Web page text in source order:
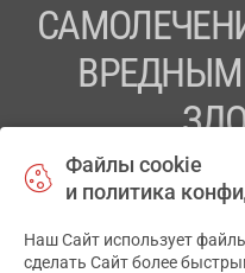
ПЕРЕД
ТОВ «АПТЕКА
Файлы cookie
и политика
Наш Сайт использует
сделать Сайт более